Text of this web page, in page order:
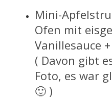
Mini-
Ofen mit
Vanillesauce
( Davon gibt
Foto, es war
🙂 )